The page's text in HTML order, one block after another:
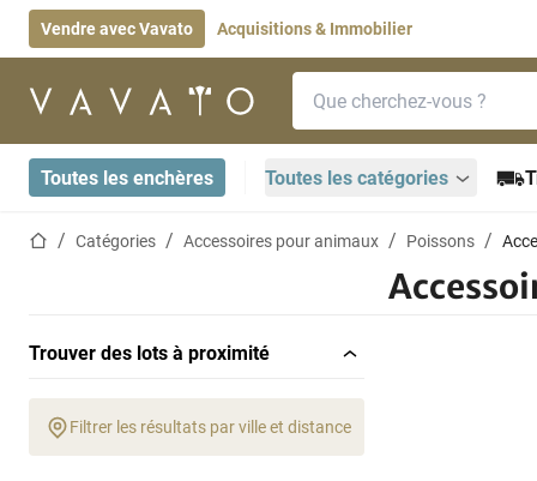
Vendre avec Vavato Acquisitions & Immobilier
Page d'accueil
Toutes les enchères Toutes les catégories
Page d'accueil
Catégories Accessoires pour animaux Poissons
Trouver des lots à proximité
Filtrer les résultats par ville et distance